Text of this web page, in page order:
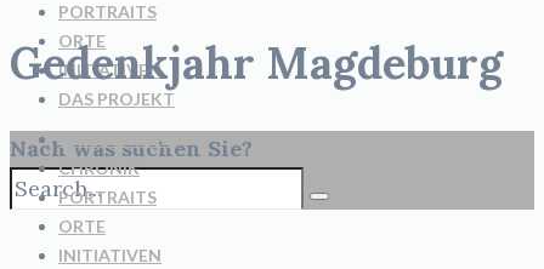
PORTRAITS
ORTE
INITIATIVEN
DAS PROJEKT
Nach was suchen Sie?
Gedenkjahr Magdeburg
NEUIGKEITEN
CHRONIK
PORTRAITS
ORTE
INITIATIVEN